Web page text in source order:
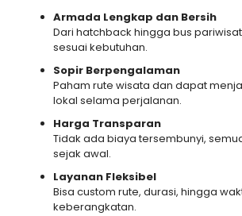
Armada Lengkap dan Bersih
Dari hatchback hingga bus
sesuai kebutuhan.
Sopir Berpengalaman
Paham rute wisata dan dapat
lokal selama perjalanan.
Harga Transparan
Tidak ada biaya tersembunyi,
sejak awal.
Layanan Fleksibel
Bisa custom rute, durasi, hingga
keberangkatan.